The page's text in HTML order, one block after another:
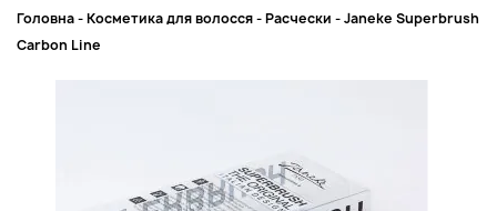
Головна-Косметика для волосся-Расчески -Janeke Superbrush
Carbon Line